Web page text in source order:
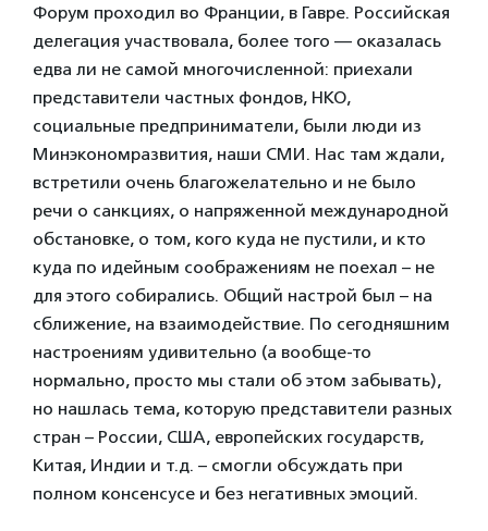
Форум проходил во Франции, в Гавре. Российская
делегация участвовала, более того — оказалась
едва ли не самой многочисленной: приехали
представители частных фондов, НКО,
социальные предприниматели, были люди из
Минэкономразвития, наши СМИ. Нас там ждали,
встретили очень благожелательно и не было
речи о санкциях, о напряженной международной
обстановке, о том, кого куда не пустили, и кто
куда по идейным соображениям не поехал – не
для этого собирались. Общий настрой был – на
сближение, на взаимодействие. По сегодняшним
настроениям удивительно (а вообще-то
нормально, просто мы стали об этом забывать),
но нашлась тема, которую представители разных
стран – России, США, европейских государств,
Китая, Индии и т.д. – смогли обсуждать при
полном консенсусе и без негативных эмоций.